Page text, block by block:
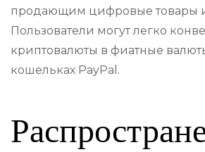
продающим цифровые товары
Пользователи могут легко
криптовалюты в фиатные
кошельках PayPal.